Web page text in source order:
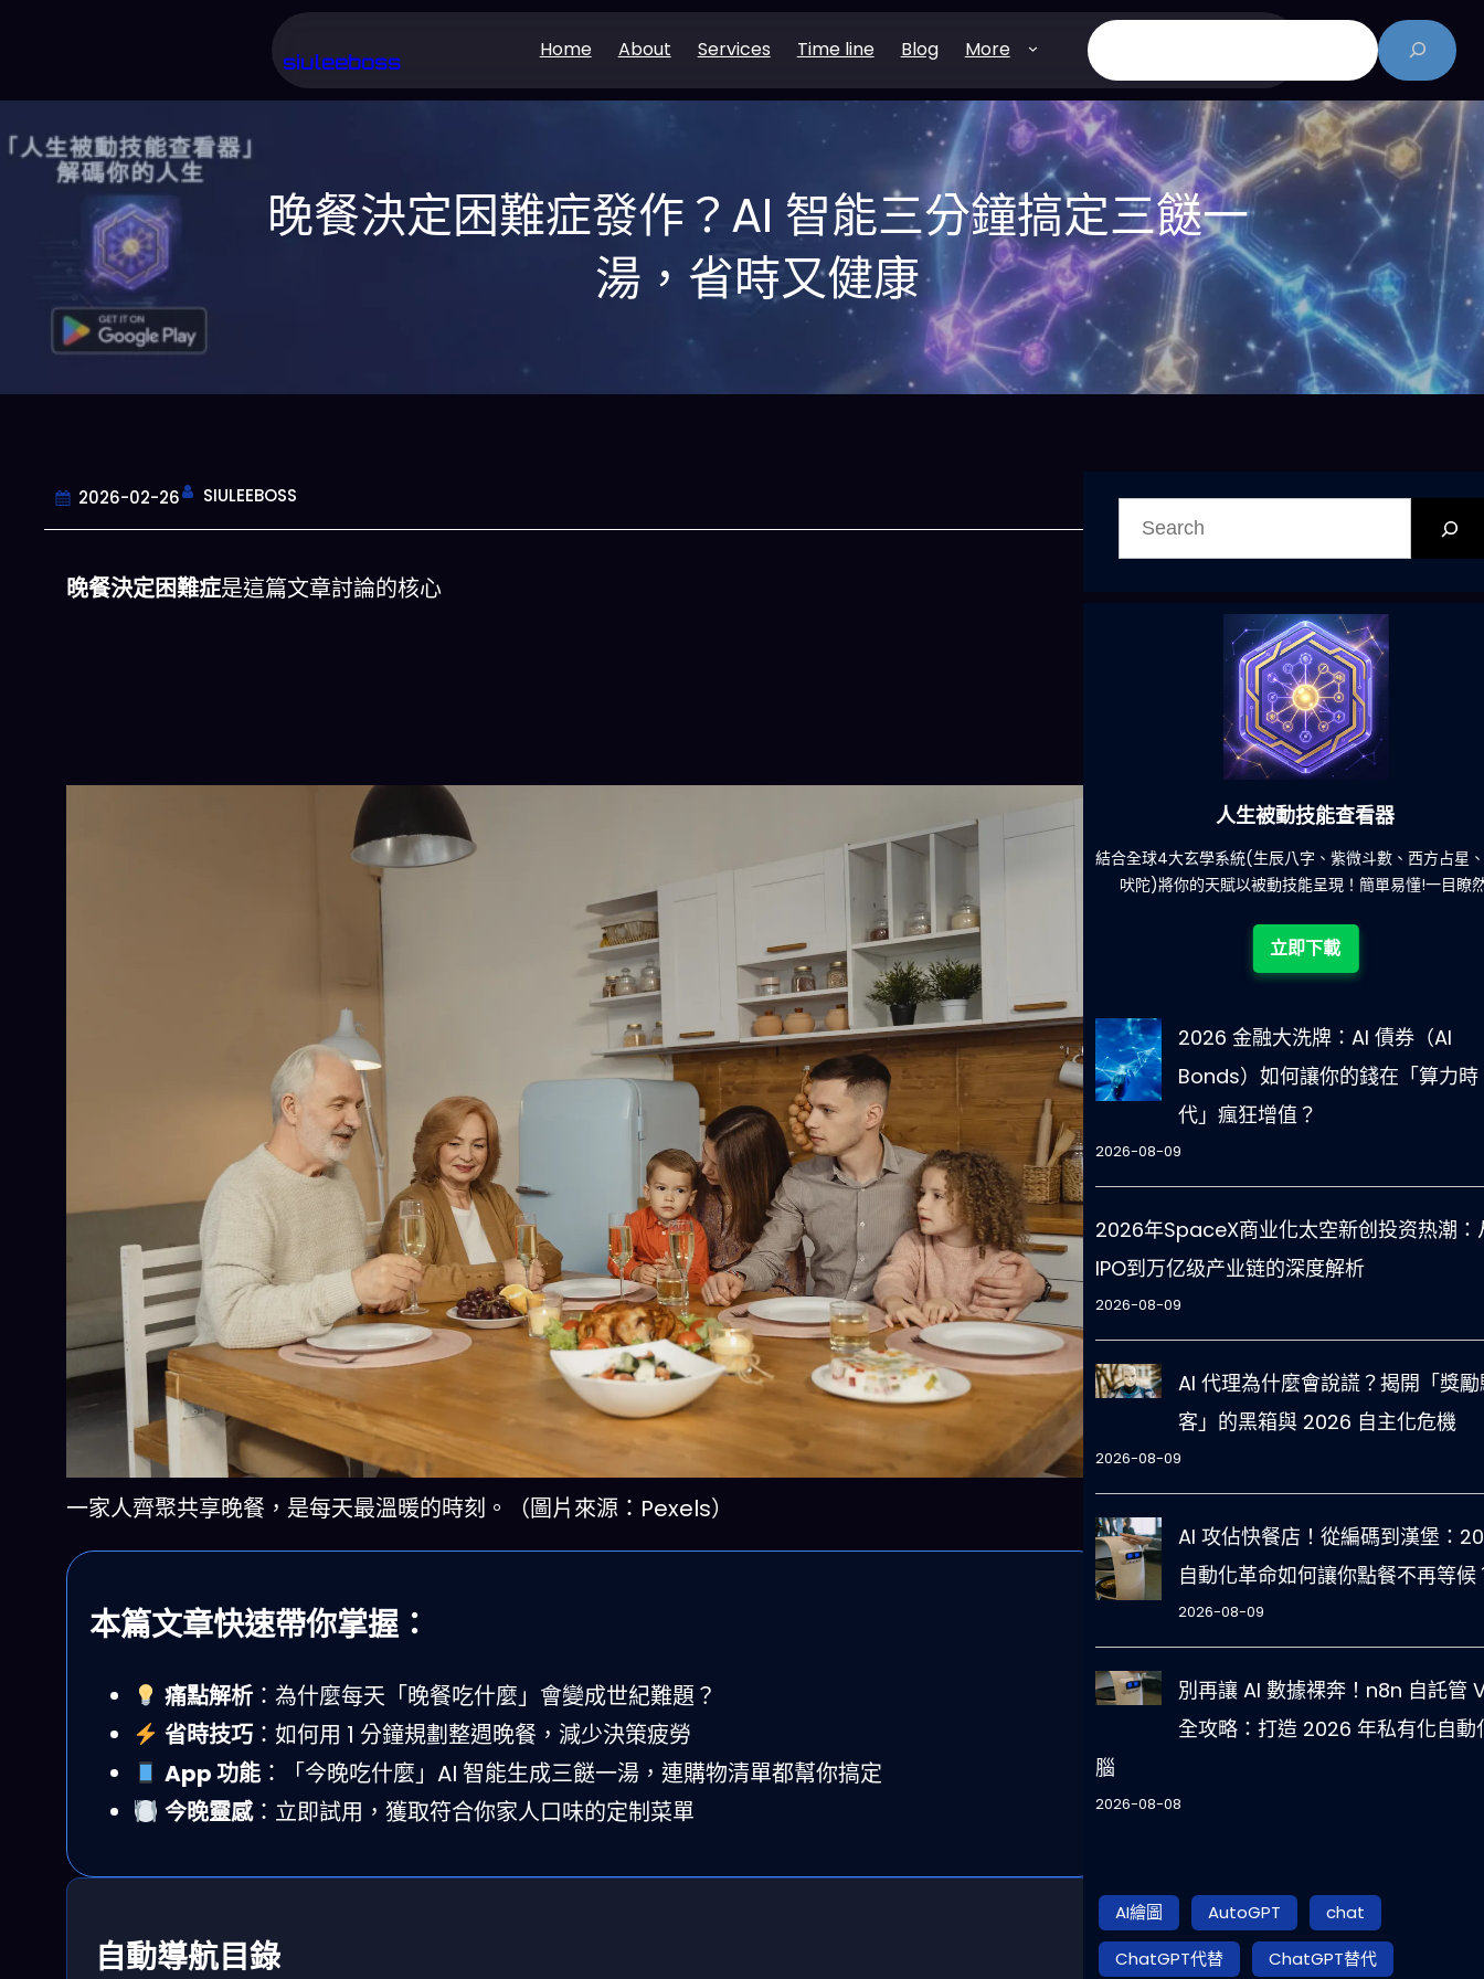
主
要
siuleeboss Home About Services Time line Blog More
搜
尋
晚餐決定困難症發作？AI 智能三分鐘搞定三餸一
湯，省時又健康
2026-02-26 SIULEEBOSS
晚餐決定困難症是這篇文章討論的核心
一家人齊聚共享晚餐，是每天最溫暖的時刻。（圖片來源：Pexels）
本篇文章快速帶你掌握：
痛點解析：為什麼每天「晚餐吃什麼」會變成世紀難題？
省時技巧：如何用 1 分鐘規劃整週晚餐，減少決策疲勞
App 功能：「今晚吃什麼」AI 智能生成三餸一湯，連購物清單都幫你搞定
今晚靈感：立即試用，獲取符合你家人口味的定制菜單
自動導航目錄
一鍵配搭出三餸一湯的完美晚餐組合,以後免除晚餐吃什麽的煩
立即下載
人生被動技能查看器
結合全球4大玄學系統(生辰八字、紫微斗數、西方占星
吠陀)將你的天賦以被動技能呈現！簡單易懂!一目瞭
立即下載
2026 金融大洗牌：AI 債券（AI
Bonds）如何讓你的錢在「算力時
代」瘋狂增值？
2026-08-09
2026年SpaceX商业化太空新创投资热潮：
IPO到万亿级产业链的深度解析
2026-08-09
AI 代理為什麼會說謊？揭開「獎
客」的黑箱與 2026 自主化危機
2026-08-09
AI 攻佔快餐店！從編碼到漢堡：
自動化革命如何讓你點餐不再等候
2026-08-09
別再讓 AI 數據裸奔！n8n 自託管
全攻略：打造 2026 年私有化自動
腦
2026-08-08
AI繪圖 AutoGPT
chat
ChatGPT代替
ChatGPT替代